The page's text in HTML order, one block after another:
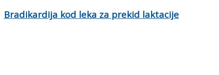
Bradikardija kod leka za prekid laktacije